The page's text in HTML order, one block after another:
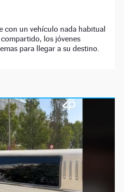
con un vehículo nada habitual
los jóvenes
para llegar a su destino.